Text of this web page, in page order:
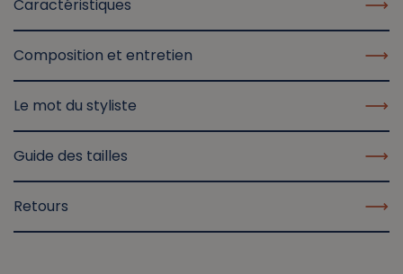
Caractéristiques
Composition et entretien
Le mot du styliste
Guide des tailles
Retours